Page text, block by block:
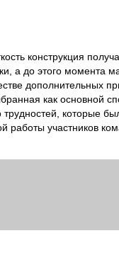
конструкция
а до этого момента
дополнительных
как основной
трудностей, которые
работы участников